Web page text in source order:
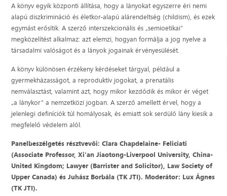
A könyv egyik központi állítása, hogy a lányokat egyszerre éri nemi
alapú diszkrimináció és életkor-alapú alárendeltség (childism), és ezek
egymást erősítik. A szerző interszekcionális és „semioetikai”
megközelítést alkalmaz: azt elemzi, hogyan formálja a jog nyelve a
társadalmi valóságot és a lányok jogainak érvényesülését.
A könyv különösen érzékeny kérdéseket tárgyal, például a
gyermekházasságot, a reproduktív jogokat, a prenatális
nemválasztást, valamint azt, hogy mikor kezdődik és mikor ér véget
„a lánykor” a nemzetközi jogban. A szerző amellett érvel, hogy a
jelenlegi definíciók túl homályosak, és emiatt sok serdülő lány kiesik a
megfelelő védelem alól.
Panelbeszélgetés résztvevői: Clara Chapdelaine- Feliciati
(Associate Professor, Xi'an Jiaotong-Liverpool University, China-
United Kingdom; Lawyer (Barrister and Solicitor), Law Society of
Upper Canada) és Juhász Borbála (TK JTI). Moderátor: Lux Ágnes
(TK JTI).